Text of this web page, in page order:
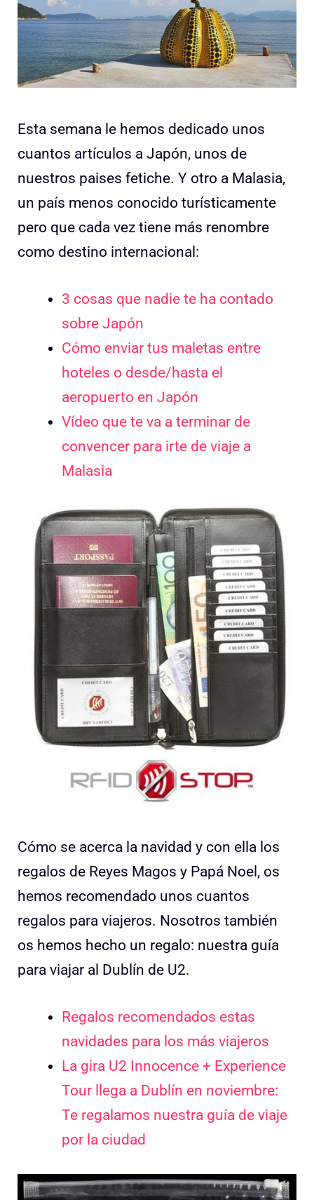
Esta semana le hemos dedicado unos
cuantos artículos a Japón, unos de
nuestros paises fetiche. Y otro a Malasia,
un país menos conocido turísticamente
pero que cada vez tiene más renombre
como destino internacional:
3 cosas que nadie te ha contado
sobre Japón
Cómo enviar tus maletas entre
hoteles o desde/hasta el
aeropuerto en Japón
Vídeo que te va a terminar de
convencer para irte de viaje a
Malasia
Cómo se acerca la navidad y con ella los
regalos de Reyes Magos y Papá Noel, os
hemos recomendado unos cuantos
regalos para viajeros. Nosotros también
os hemos hecho un regalo: nuestra guía
para viajar al Dublín de U2.
Regalos recomendados estas
navidades para los más viajeros
La gira U2 Innocence + Experience
Tour llega a Dublín en noviembre:
Te regalamos nuestra guía de viaje
por la ciudad